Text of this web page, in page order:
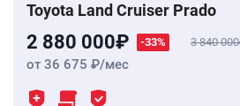
Toyota Land Cruiser Prado
2 880 000 -33% 3 840 000
от 36 675 /мес